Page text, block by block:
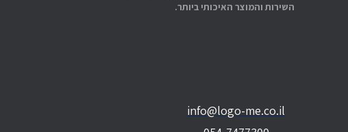
השירות והמוצר האיכותי ביותר.
info@logo-me.co.il